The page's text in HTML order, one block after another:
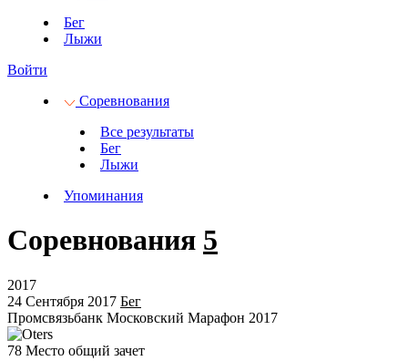
Бег
Лыжи
Войти
Соревнования
Все результаты
Бег
Лыжи
Упоминания
Соревнования 5
2017
24 Сентября 2017 Бег
Промсвязьбанк Московский Марафон 2017
78 Место общий зачет